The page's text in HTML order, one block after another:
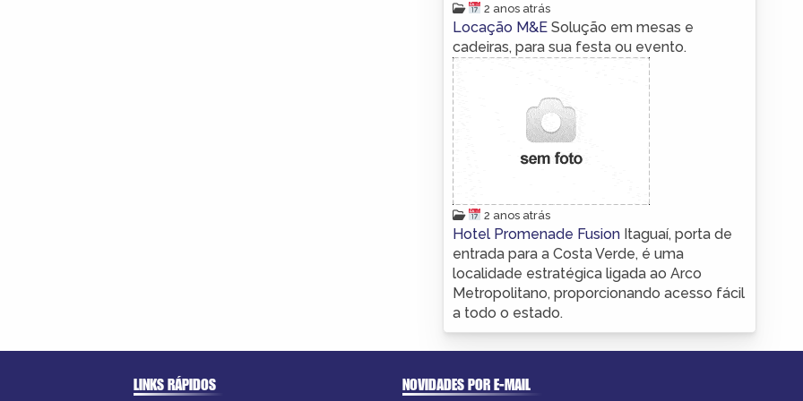
2 anos atrás
Locação M&E Solução em mesas e
cadeiras, para sua festa ou evento.
2 anos atrás
Hotel Promenade Fusion Itaguaí, porta de
entrada para a Costa Verde, é uma
localidade estratégica ligada ao Arco
Metropolitano, proporcionando acesso fácil
a todo o estado.
LINKS RÁPIDOS NOVIDADES POR E-MAIL